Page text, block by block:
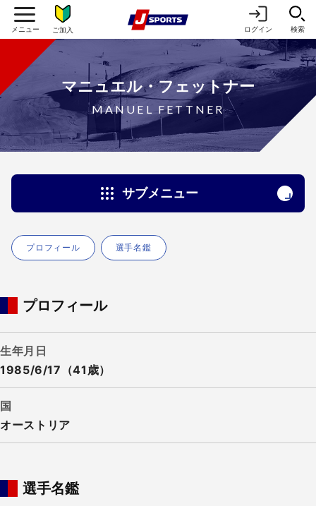
ご加入 ログイン 検索
マニュエル・フェットナー
MANUEL FETTNER
サブメニュー
プロフィール 選手名鑑
プロフィール
生年月日
1985/6/17（41歳）
国
オーストリア
選手名鑑